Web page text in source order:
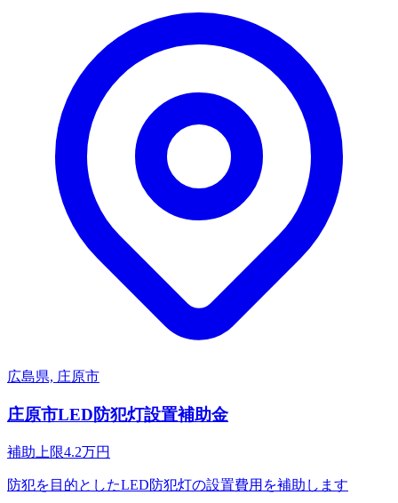
広島県, 庄原市
庄原市LED防犯灯設置補助金
補助上限4.2万円
防犯を目的としたLED防犯灯の設置費用を補助します